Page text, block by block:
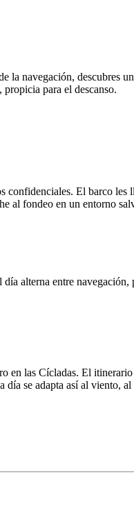
navegación, descubres
para el descanso.
El barco
al fondeo en un entorno
alterna entre
en las Cícladas. El
se adapta así al viento,